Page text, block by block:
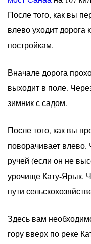
После того, как вы
влево уходит дорога
постройкам.
Вначале дорога
выходит в поле.
зимник с садом.
После того, как вы
поворачивает влево.
ручей (если он не
урочище Кату-Ярык.
пути
Здесь вам
гору вверх по реке